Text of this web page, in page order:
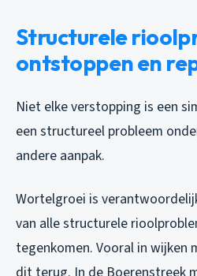
Structurele
ontstoppen en
Niet elke verstopping is een
een structureel probleem
andere aanpak.
Wortelgroei is
van alle structurele
tegenkomen. Vooral in wijken